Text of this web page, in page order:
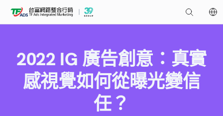
2022 IG 廣告創意：真實
感視覺如何從曝光變信
任？